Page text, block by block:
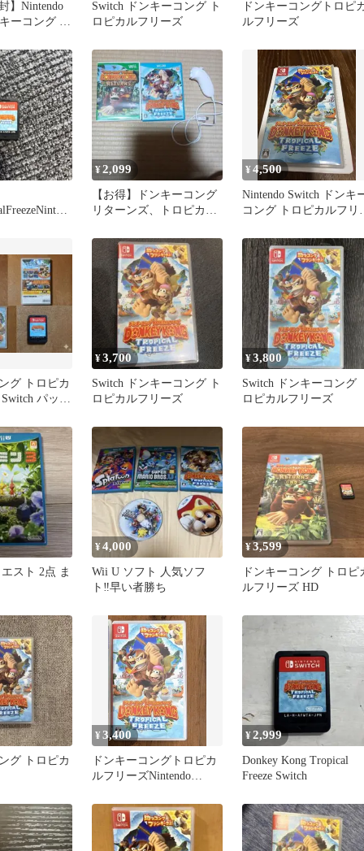
】Nintendo
ーコング ト
Switch ドンキーコング ト
ロピカルフリーズ
ドンキーコングトロピ
ルフリーズ
¥2,099
【お得】ドンキーコング
リターンズ、トロピカル
¥4,500
Nintendo Switch ドンキ
コング トロピカルフリ
グ トロピカ
パッケ
¥3,700
Switch ドンキーコング ト
ロピカルフリーズ
¥3,800
Switch ドンキーコング
ロピカルフリーズ
スト 2点 ま
¥4,000
Wii U ソフト 人気ソフ
ト‼️早い者勝ち
¥3,599
ドンキーコング トロピ
ルフリーズ HD
グ トロピカ
¥3,400
ドンキーコングトロピカ
ルフリーズNintendo
¥2,999
Donkey Kong Tropical
Freeze Switch